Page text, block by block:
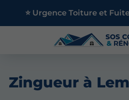
⭐ Urgence Toiture et
Zingueur à